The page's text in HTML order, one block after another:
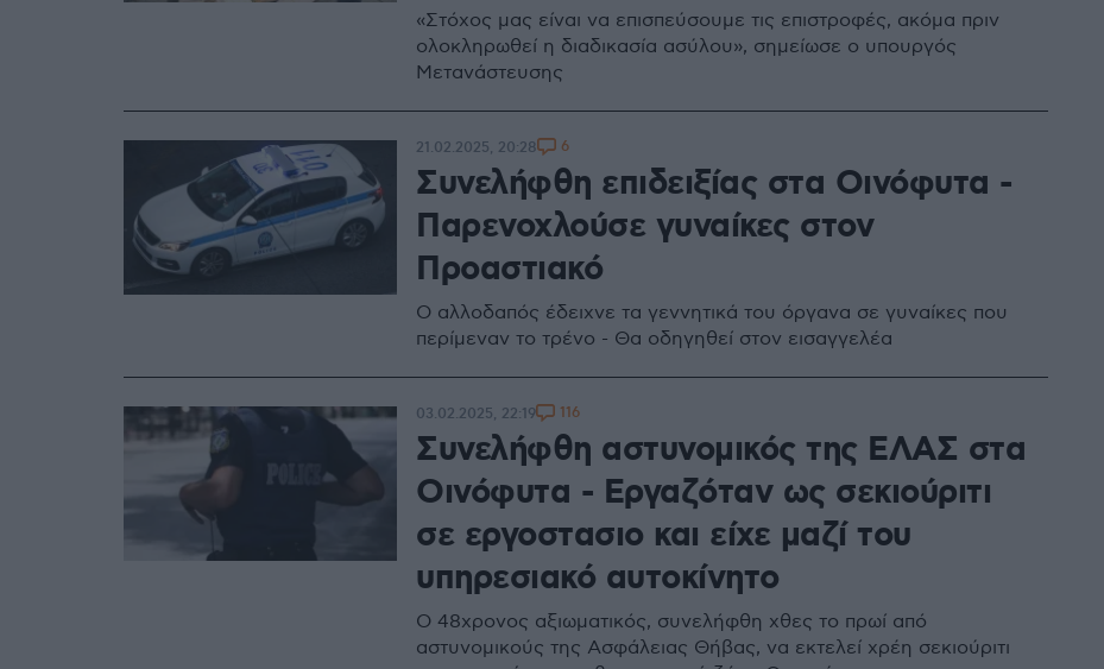
«Στόχος μας είναι να επισπεύσουμε τις επιστροφές, ακόμα πριν
ολοκληρωθεί η διαδικασία ασύλου», σημείωσε ο υπουργός
Μετανάστευσης
Συνελήφθη επιδειξίας στα Οινόφυτα -
Παρενοχλούσε γυναίκες στον
Προαστιακό
Ο αλλοδαπός έδειχνε τα γεννητικά του όργανα σε γυναίκες που
περίμεναν το τρένο - Θα οδηγηθεί στον εισαγγελέα
21.02.2025, 20:28 6
Συνελήφθη αστυνομικός της ΕΛΑΣ στα
Οινόφυτα - Εργαζόταν ως σεκιούριτι
σε εργοστασιο και είχε μαζί του
υπηρεσιακό αυτοκίνητο
Ο 48χρονος αξιωματικός, συνελήφθη χθες το πρωί από
αστυνομικούς της Ασφάλειας Θήβας, να εκτελεί χρέη σεκιούριτι
03.02.2025, 22:19 116